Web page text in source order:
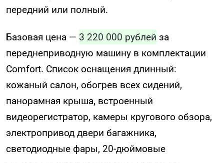
передний или полный.
Базовая цена — 3 220 000 рублей за
переднеприводную машину в комплектации
Comfort. Список оснащения длинный:
кожаный салон, обогрев всех сидений,
панорамная крыша, встроенный
видеорегистратор, камеры кругового обзора,
электропривод двери багажника,
светодиодные фары, 20-дюймовые